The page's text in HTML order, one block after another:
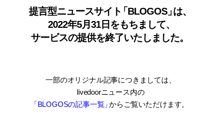
提言型ニュースサイ ト「BLOGOS」は、
2022年5月31日をもちまして、
サービスの提供を終了いたしました。
一部のオリジナル記事につきましては
livedoorニュース内の
「BLOGOSの記事一覧」からご覧いただけます。